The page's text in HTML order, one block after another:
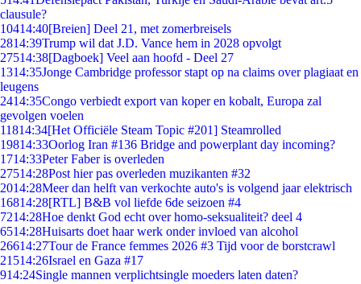
clausule?
10414:40[Breien] Deel 21, met zomerbreisels
2814:39Trump wil dat J.D. Vance hem in 2028 opvolgt
27514:38[Dagboek] Veel aan hoofd - Deel 27
1314:35Jonge Cambridge professor stapt op na claims over plagiaat en
leugens
2414:35Congo verbiedt export van koper en kobalt, Europa zal
gevolgen voelen
11814:34[Het Officiële Steam Topic #201] Steamrolled
19814:33Oorlog Iran #136 Bridge and powerplant day incoming?
1714:33Peter Faber is overleden
27514:28Post hier pas overleden muzikanten #32
2014:28Meer dan helft van verkochte auto's is volgend jaar elektrisch
16814:28[RTL] B&B vol liefde 6de seizoen #4
7214:28Hoe denkt God echt over homo-seksualiteit? deel 4
6514:28Huisarts doet haar werk onder invloed van alcohol
26614:27Tour de France femmes 2026 #3 Tijd voor de borstcrawl
21514:26Israel en Gaza #17
914:24Single mannen verplichtsingle moeders laten daten?